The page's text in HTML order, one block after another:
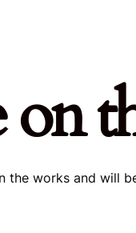
on
the works and will